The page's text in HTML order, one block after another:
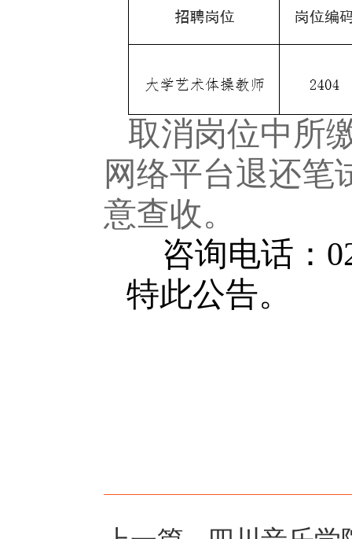
取消岗位中所
网络平台退还笔
意查收。
咨询电话：
特此公告。